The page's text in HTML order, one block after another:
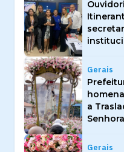
Gerais
a
Gerais